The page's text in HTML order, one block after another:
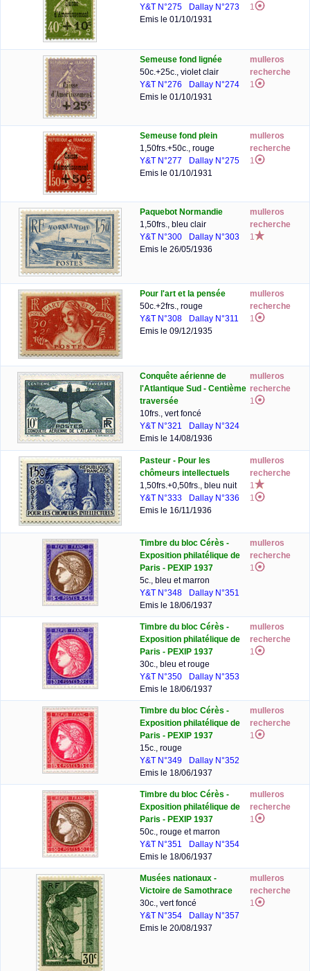
Y&T N°275
Dallay N°273
Emis le 01/10/1931
1
Semeuse fond lignée
50c.+25c., violet clair
Y&T N°276
Dallay N°274
Emis le 01/10/1931
mulleros
recherche
1
Semeuse fond plein
1,50frs.+50c., rouge
Y&T N°277
Dallay N°275
Emis le 01/10/1931
mulleros
recherche
1
Paquebot Normandie
1,50frs., bleu clair
Y&T N°300
Dallay N°303
Emis le 26/05/1936
mulleros
recherche
1
Pour l'art et la pensée
50c.+2frs., rouge
Y&T N°308
Dallay N°311
Emis le 09/12/1935
mulleros
recherche
1
Conquête aérienne de
l'Atlantique Sud - Centième
traversée
10frs., vert foncé
Y&T N°321
Dallay N°324
Emis le 14/08/1936
mulleros
recherche
1
Pasteur - Pour les
chômeurs intellectuels
1,50frs.+0,50frs., bleu nuit
Y&T N°333
Dallay N°336
Emis le 16/11/1936
mulleros
recherche
1
1
Timbre du bloc Cérès -
Exposition philatélique de
Paris - PEXIP 1937
5c., bleu et marron
Y&T N°348
Dallay N°351
Emis le 18/06/1937
mulleros
recherche
1
Timbre du bloc Cérès -
Exposition philatélique de
Paris - PEXIP 1937
30c., bleu et rouge
Y&T N°350
Dallay N°353
Emis le 18/06/1937
mulleros
recherche
1
Timbre du bloc Cérès -
Exposition philatélique de
Paris - PEXIP 1937
15c., rouge
Y&T N°349
Dallay N°352
Emis le 18/06/1937
mulleros
recherche
1
Timbre du bloc Cérès -
Exposition philatélique de
Paris - PEXIP 1937
50c., rouge et marron
Y&T N°351
Dallay N°354
Emis le 18/06/1937
mulleros
recherche
1
Musées nationaux -
Victoire de Samothrace
30c., vert foncé
Y&T N°354
Dallay N°357
Emis le 20/08/1937
mulleros
recherche
1